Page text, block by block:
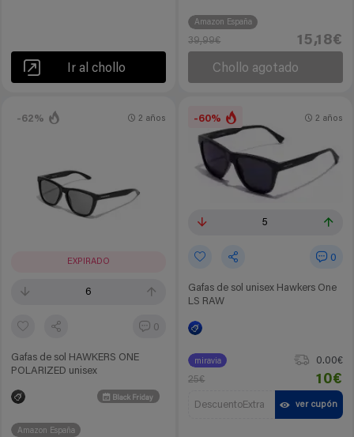
Ir al chollo
Amazon España
39,99€ 15,18€
Chollo agotado
-62%
EXPIRADO
6
0
Gafas de sol HAWKERS ONE
POLARIZED unisex
Black Friday
2 años
Amazon España
-60%
5
0
Gafas de sol unisex Hawkers One
LS RAW
2 años
miravia
0.00€
25€
10€
DescuentoExtra ver cupón